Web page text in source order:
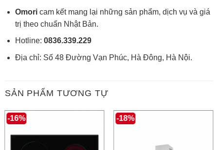
Omoricam kết mang lại những sản phẩm, dịch vụ và giá
trị theo chuẩn Nhật Bản.
Hotline: 0836.339.229
Địa chỉ: Số 48 Đường Vạn Phúc, Hà Đông, Hà Nội.
SẢN PHẨM TƯƠNG TỰ
-16% -18%